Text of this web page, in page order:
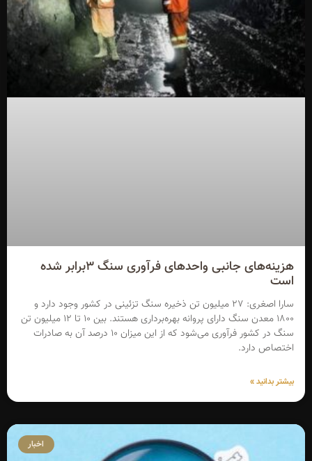
هزینه‌های جانبی واحدهای فرآوری سنگ ۳برابر شده
‌است
سارا اصغری: ۲۷ میلیون تن ذخیره سنگ تزئینی در کشور وجود دارد و
۱۸۰۰ معدن سنگ دارای پروانه بهره‌برداری هستند. بین ۱۰ تا ۱۲ میلیون تن
سنگ در کشور فرآوری می‌شود که از این میزان ۱۰ درصد آن به صادرات
اختصاص دارد.
بیشتر بدانید »
اخبار